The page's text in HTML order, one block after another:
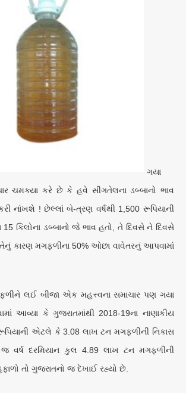
ગયા
ચમક્યા કરે છે કે હવે સીંગતેલના ડબ્બાનો ભાવ
નાંખશે ! છેલ્લાં બે-ત્રણ વર્ષથી 1,500 રૂપિયાની
કિલોના ડબ્બાનો જે ભાવ હતો, તે દિવસે ને દિવસે
કારણ મગફળીના 50% ઓછા વાવેતરનું આપવામાં
લઈ બીજા એક મહત્ત્વના સમાચાર પણ ગયા
આવ્યા કે ગુજરાતમાંથી 2018-19ના નાણાકીય
રૂપિયાની એટલે કે 3.08 લાખ ટન મગફળીની નિકાસ
દરમિયાન કુલ 4.89 લાખ ટન મગફળીની
તો ગુજરાતનો જ દેખાઈ રહ્યો છે.